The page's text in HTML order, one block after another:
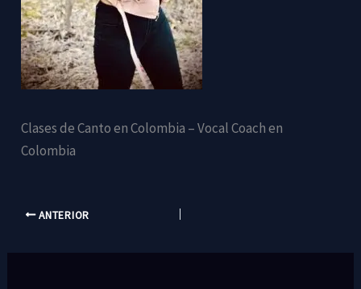
Clases de Canto en Colombia – Vocal Coach en
Colombia
ANTERIOR